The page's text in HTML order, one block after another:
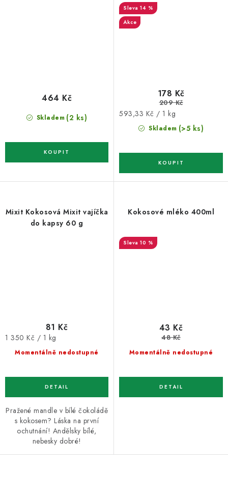
Skladem (2 ks)
464 Kč
14 %
Akce
Skladem (>5 ks)
178 Kč
209 Kč
Měrná
593,33 Kč / 1 kg
Mixit Kokosová Mixit vajíčka
do kapsy 60 g
Momentálně nedostupné
81 Kč
Měrná
cena:
1 350 Kč / 1 kg
Pražené mandle v bílé čokoládě
s kokosem? Láska na první
ochutnání! Andělsky bílé,
nebesky dobré!
Kokosové mléko 400ml
10 %
Momentálně nedostupné
43 Kč
48 Kč